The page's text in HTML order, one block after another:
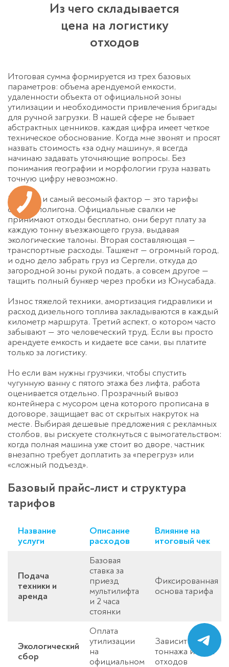
Из чего складывается
цена на логистику
отходов
Итоговая сумма формируется из трех базовых
параметров: объема арендуемой емкости,
удаленности объекта от официальной зоны
утилизации и необходимости привлечения бригады
для ручной загрузки. В нашей сфере не бывает
абстрактных ценников, каждая цифра имеет четкое
техническое обоснование. Когда мне звонят и просят
назвать стоимость «за одну машину», я всегда
начинаю задавать уточняющие вопросы. Без
понимания географии и морфологии груза назвать
точную цифру невозможно.
Первый и самый весомый фактор — это тарифы
самого полигона. Официальные свалки не
принимают отходы бесплатно, они берут плату за
каждую тонну въезжающего груза, выдавая
экологические талоны. Вторая составляющая —
транспортные расходы. Ташкент — огромный город,
и одно дело забрать груз из Сергели, откуда до
загородной зоны рукой подать, а совсем другое —
тащить полный бункер через пробки из Юнусабада.
Износ тяжелой техники, амортизация гидравлики и
расход дизельного топлива закладываются в каждый
километр маршрута. Третий аспект, о котором часто
забывают — это человеческий труд. Если вы просто
арендуете емкость и кидаете все сами, вы платите
только за логистику.
Но если вам нужны грузчики, чтобы спустить
чугунную ванну с пятого этажа без лифта, работа
оценивается отдельно. Прозрачный вывоз
контейнера с мусором цена которого прописана в
договоре, защищает вас от скрытых накруток на
месте. Выбирая дешевые предложения с рекламных
столбов, вы рискуете столкнуться с вымогательством:
когда полная машина уже стоит во дворе, частник
внезапно требует доплатить за «перегруз» или
«сложный подъезд».
Базовый прайс-лист и структура
тарифов
Название
услуги
Описание
расходов
Влияние на
итоговый чек
Подача
техники и
аренда
Базовая
ставка за
приезд
мультилифта
и 2 часа
стоянки
Фиксированная
основа тарифа
Экологический
сбор
Оплата
утилизации
на
официальном
Зависит от
тоннажа и типа
отходов